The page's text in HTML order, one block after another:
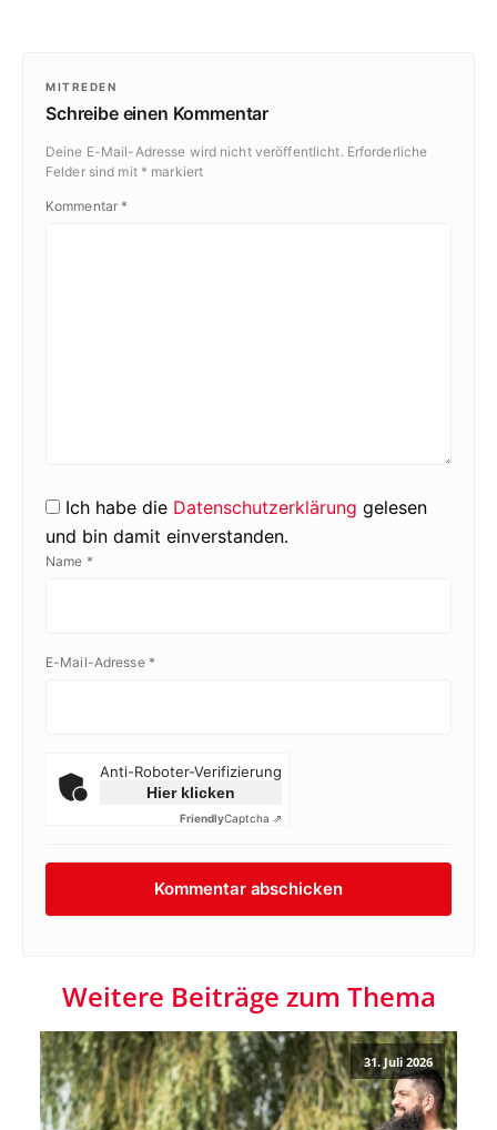
MITREDEN
Schreibe einen Kommentar
Deine E-Mail-Adresse wird nicht veröffentlicht. Erforderliche
Felder sind mit * markiert
Kommentar *
Ich habe die Datenschutzerklärung gelesen
und bin damit einverstanden.
Name *
E-Mail-Adresse *
Anti-Roboter-Verifizierung
Hier klicken
FriendlyCaptcha ⇗
Weitere Beiträge zum Thema
31. Juli 2026